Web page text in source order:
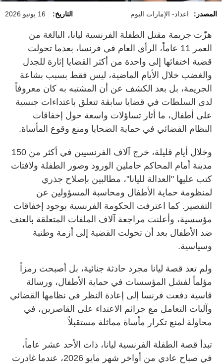
المصدر: اعداد- الإمارات اليوم التاريخ: 16 يونيو 2026
هزّت جريمة مقتل الطفلة الفرنسية ليانا، البالغة من
العمر 11 عاماً، الرأي العام في فرنسا، بعدما تحولت
قضية اختفائها إلى واحدة من أكثر القضايا إثارة للجدل
والغضب خلال الأيام الماضية، ليس فقط بسبب بشاعة
الجريمة، بل بعد الكشف عن أن المشتبه به كان معروفاً
لدى السلطات في قضايا سابقة تتعلق باعتداءات جنسية
على أطفال، ما أثار تساؤلات واسعة حول إخفاقات
النظام القضائي في حماية الضحايا ومنع وقوع المأساة.
وخلال أيام قليلة، خرج آلاف الفرنسيين في أكثر من 150
مدينة أمام المحاكم حاملين الورود وصور الطفلة ولافتات
كتب عليها "العدالة لليانا"، مطالبين بإصلاح جذري
لمنظومة حماية الأطفال ومحاسبة المسؤولين عن
التقصير. كما اعترفت الحكومة الفرنسية بوجود إخفاقات
مؤسسية، وأعلنت مراجعة آلاف الملفات المتعلقة بالعنف
ضد الأطفال بعد أن تحولت القضية إلى أزمة وطنية
وسياسية.
ولم تعد قصة ليانا مجرد حادثة جنائية، بل أصبحت رمزاً
مؤلماً لفشل المؤسسات في حماية الأطفال، ورسالة
قاسية دفعت فرنسا إلى إعادة النظر في نظامها القضائي
وآليات التعامل مع جرائم الاعتداء على القاصرين، في
محاولة لمنع تكرار مأساة مماثلة مستقبلاً
تبدأ قصة الطفلة الفرنسية ليانا، ذات الأحد عشر عاماً،
في صباح عادي من أواخر شهر مايو 2026، عندما غادرت